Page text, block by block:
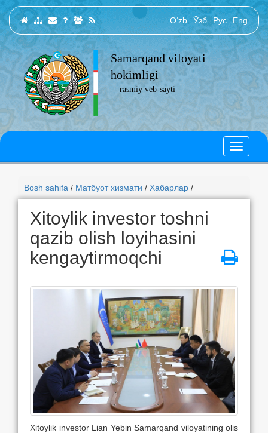
O‘zb Ўзб Рус Eng
Samarqand viloyati
hokimligi
rasmiy veb-sayti
Bosh sahifa / Матбуот хизмати / Хабарлар /
Xitoylik investor toshni
qazib olish loyihasini
kengaytirmoqchi
Xitoylik investor Lian Yebin Samarqand viloyatining olis